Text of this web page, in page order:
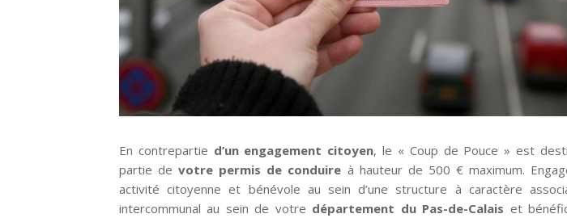
En contrepartie d’un engagement citoyen, le « Coup de Pouce » est
partie devotre permis de conduire à hauteur de 500 € maximum.
activité citoyenne et bénévole au sein d’une structure à caractère
intercommunal au sein de votre département du Pas-de-Calais et